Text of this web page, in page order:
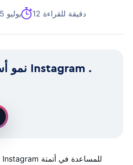
17 يوليو 2025 12 دقيقة للقراءة